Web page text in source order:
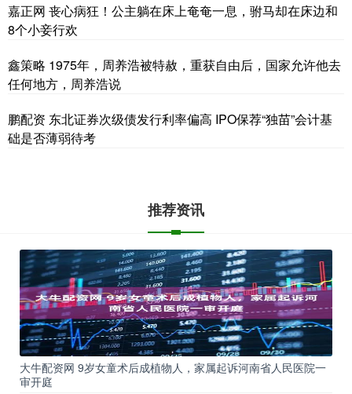
嘉正网 丧心病狂！公主躺在床上奄奄一息，驸马却在床边和
8个小妾行欢
鑫策略 1975年，周养浩被特赦，重获自由后，国家允许他去
任何地方，周养浩说
鹏配资 东北证券次级债发行利率偏高 IPO保荐“独苗”会计基
础是否薄弱待考
推荐资讯
大牛配资网 9岁女童术后成植物人，家属起诉河南省人民医院一
审开庭